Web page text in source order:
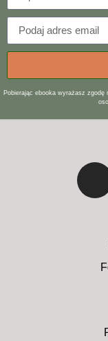
Pobierając ebooka wyrażasz